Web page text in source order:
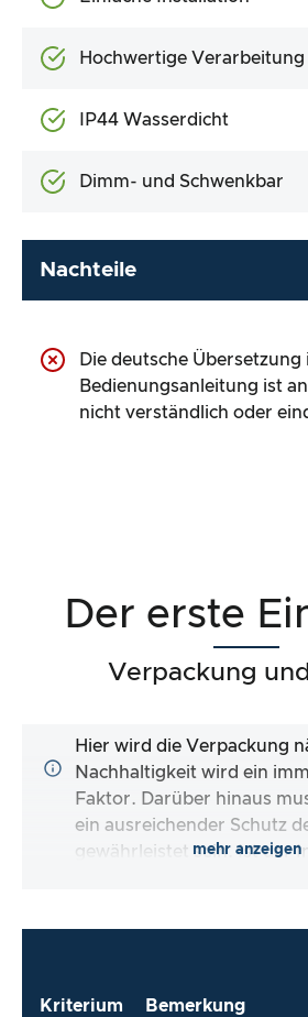
Hochwertige Verarbeitung
IP44 Wasserdicht
Dimm- und Schwenkbar
Nachteile
Die deutsche Übersetzung
Bedienungsanleitung ist
nicht verständlich oder
Der erste
Verpackung
Hier wird die Verpackung
Nachhaltigkeit wird ein
Faktor. Darüber hinaus
ein ausreichender Schutz
gewährleistet sein. Ist der
direkt zu verwenden?
mehr anzeigen
Kriterium Bemerkung